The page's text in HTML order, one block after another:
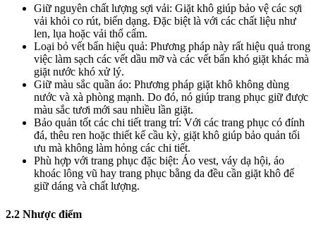
Giữ nguyên chất lượng sợi vải: Giặt khô giúp bảo vệ các sợi
vải khỏi co rút, biến dạng. Đặc biệt là với các chất liệu như
len, lụa hoặc vải thổ cẩm.
Loại bỏ vết bẩn hiệu quả: Phương pháp này rất hiệu quả trong
việc làm sạch các vết dầu mỡ và các vết bẩn khó giặt khác mà
giặt nước khó xử lý.
Giữ màu sắc quần áo: Phương pháp giặt khô không dùng
nước và xà phòng mạnh. Do đó, nó giúp trang phục giữ được
màu sắc tươi mới sau nhiều lần giặt.
Bảo quản tốt các chi tiết trang trí: Với các trang phục có đính
đá, thêu ren hoặc thiết kế cầu kỳ, giặt khô giúp bảo quản tối
ưu mà không làm hỏng các chi tiết.
Phù hợp với trang phục đặc biệt: Áo vest, váy dạ hội, áo
khoác lông vũ hay trang phục bằng da đều cần giặt khô để
giữ dáng và chất lượng.
2.2 Nhược điểm